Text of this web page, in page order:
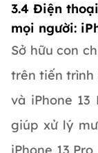
3.4 Điện
mọi người:
Sở hữu con
trên tiến trình
và iPhone
giúp xử lý